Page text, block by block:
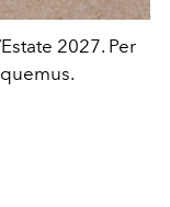
2027. Per